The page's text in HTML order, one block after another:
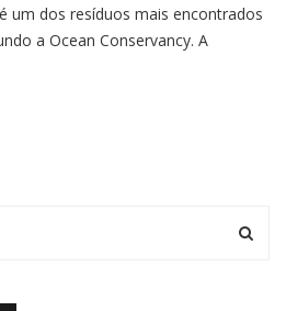
um dos resíduos mais encontrados
a Ocean Conservancy. A